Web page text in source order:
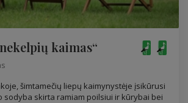
kaimas“
šimtamečių liepų kaimynystėje įsikūrusi
sodyba skirta ramiam poilsiui ir kūrybai bei